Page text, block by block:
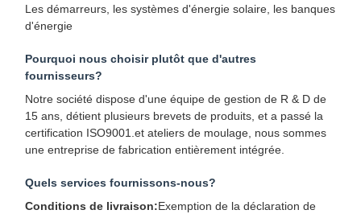
Les démarreurs, les systèmes d'énergie solaire, les banques
d'énergie
Pourquoi nous choisir plutôt que d'autres
fournisseurs?
Notre société dispose d'une équipe de gestion de R & D de
15 ans, détient plusieurs brevets de produits, et a passé la
certification ISO9001.et ateliers de moulage, nous sommes
une entreprise de fabrication entièrement intégrée.
Quels services fournissons-nous?
Conditions de livraison:Exemption de la déclaration de